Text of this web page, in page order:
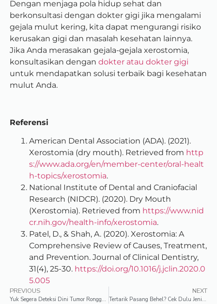
Dengan menjaga pola hidup sehat dan
berkonsultasi dengan dokter gigi jika mengalami
gejala mulut kering, kita dapat mengurangi risiko
kerusakan gigi dan masalah kesehatan lainnya.
Jika Anda merasakan gejala-gejala xerostomia,
konsultasikan dengan dokter atau dokter gigi
untuk mendapatkan solusi terbaik bagi kesehatan
mulut Anda.
Referensi
American Dental Association (ADA). (2021).
Xerostomia (dry mouth). Retrieved from http
s://www.ada.org/en/member-center/oral-healt
h-topics/xerostomia.
National Institute of Dental and Craniofacial
Research (NIDCR). (2020). Dry Mouth
(Xerostomia). Retrieved from https://www.nid
cr.nih.gov/health-info/xerostomia.
Patel, D., & Shah, A. (2020). Xerostomia: A
Comprehensive Review of Causes, Treatment,
and Prevention. Journal of Clinical Dentistry,
31(4), 25-30. https://doi.org/10.1016/j.jclin.2020.0
5.005
PREVIOUS
Yuk Segera Deteksi Dini Tumor Rongga Mulut!
NEXT
Tertarik Pasang Behel? Cek Dulu Jenis dan Harga Behel Gigi Berikut!